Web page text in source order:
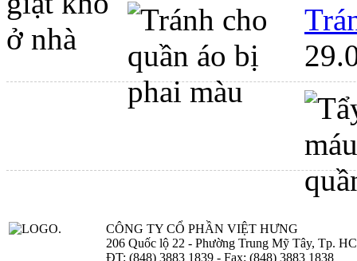
CÔNG TY CỔ PHẦN VIỆT HƯNG
206 Quốc lộ 22 - Phường Trung Mỹ Tây, Tp.
ĐT: (848) 3883 1839 - Fax: (848) 3883 1838